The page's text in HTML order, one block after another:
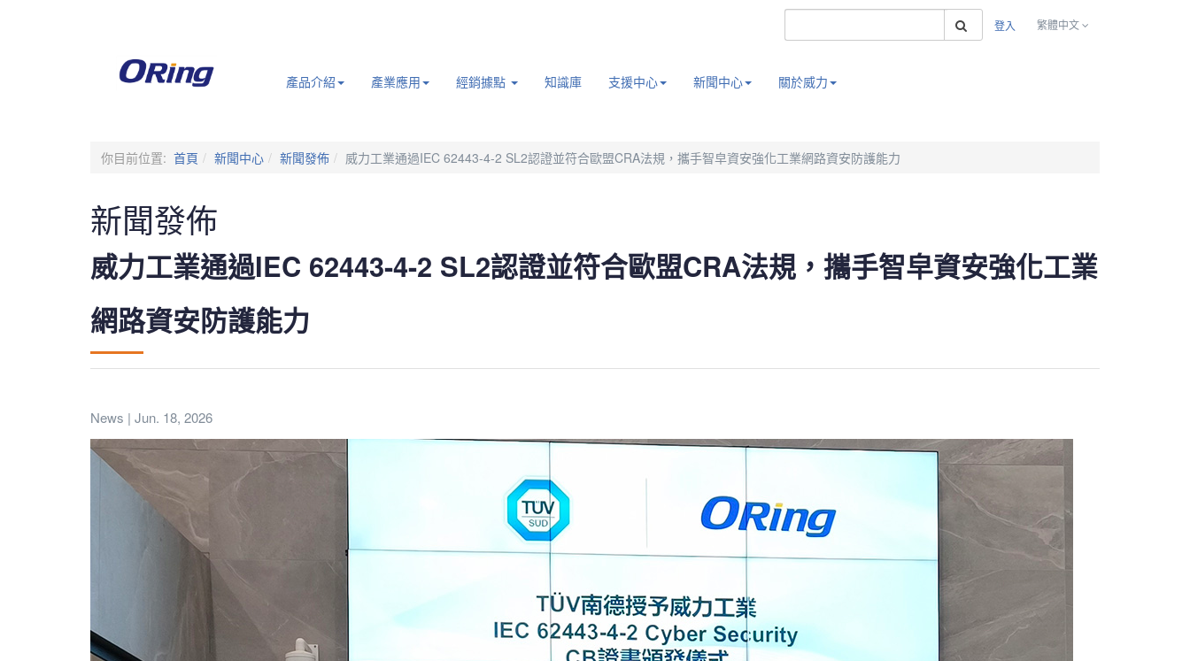
搜索
登入 繁體中文
產品介紹 產業應用 經銷據點 知識庫 支援中心 新聞中心 關於威力
你目前位置: 首頁 新聞中心 新聞發佈 威力工業通過IEC 62443-4-2 SL2認證並符合歐盟CRA法規，攜手智皁資安強化工業網路資安防護能力
新聞發佈
威力工業通過IEC 62443-4-2 SL2認證並符合歐盟CRA法規，攜手智皁資安強化工業
網路資安防護能力
News | Jun. 18, 2026